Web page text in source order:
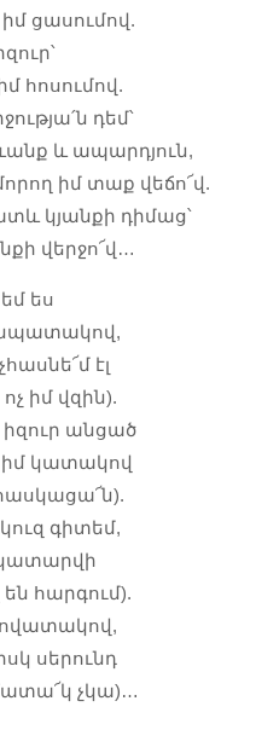
ցասումով.
հոսումով.
դեմ՝
և ապարդյուն,
իմ տաք վեճո՜վ.
կյանքի դիմաց՝
վերջո՜վ…
ես
էլ
իմ վզին).
իզուր անցած
իմ կատակով
գիտեմ,
կատարվի
են հարգում).
սերունդ
չկա)…